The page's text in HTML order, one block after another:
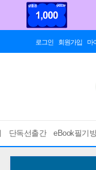
로그인 회원가입 마
단독선출간 eBook필기